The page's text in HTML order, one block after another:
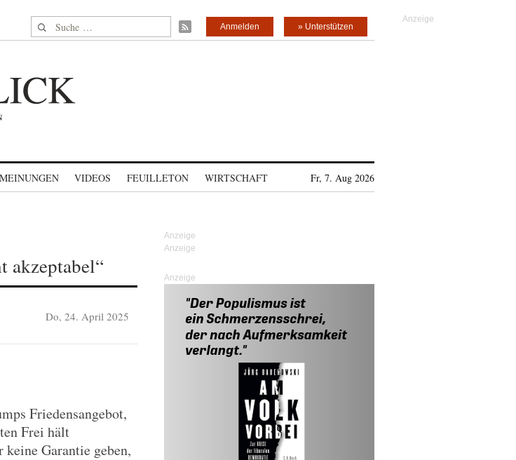
Suche nach: » Unterstützen
Anmelden
MEINUNGEN VIDEOS FEUILLETON WIRTSCHAFT Fr, 7. Aug 2026
akzeptabel“
Do, 24. April 2025
Friedensangebot,
Frei hält
keine Garantie geben,
Anzeige